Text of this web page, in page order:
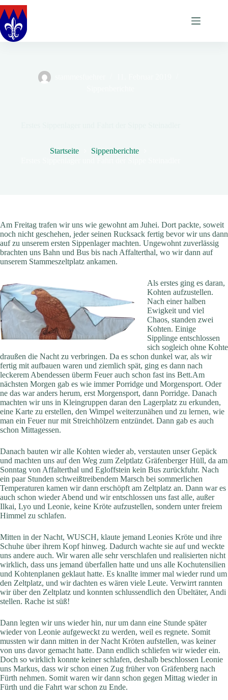
Zum
Inhalt
springen
Startseite
Sippenberichte
Am Freitag trafen wir uns wie gewohnt am Juhei. Dort packte, soweit
noch nicht geschehen, jeder seinen Rucksack fertig bevor wir uns dann
auf zu unserem ersten Sippenlager machten. Ungewohnt zuverlässig
brachten uns Bahn und Bus bis nach Affalterthal, wo wir dann auf
unserem Stammeszeltplatz ankamen.
Als erstes ging es daran,
Kohten aufzustellen.
Nach einer halben
Ewigkeit und viel
Chaos, standen zwei
Kohten. Einige
Sipplinge entschlossen
sich sogleich ohne Kohte
draußen die Nacht zu verbringen. Da es schon dunkel war, als wir
fertig mit aufbauen waren und ziemlich spät, ging es dann nach
leckerem Abendessen überm Feuer auch schon fast ins Bett.Am
nächsten Morgen gab es wie immer Porridge und Morgensport. Oder
ne das war anders herum, erst Morgensport, dann Porridge. Danach
machten wir uns in Kleingruppen daran den Lagerplatz zu erkunden,
eine Karte zu erstellen, den Wimpel weiterzunähen und zu lernen, wie
man ein Feuer nur mit Streichhölzern entzündet. Dann gab es auch
schon Mittagessen.
Danach bauten wir alle Kohten wieder ab, verstauten unser Gepäck
und machten uns auf den Weg zum Zelptlatz Gräfenberger Hüll, da am
Sonntag von Affalterthal und Egloffstein kein Bus zurückfuhr. Nach
ein paar Stunden schweißtreibendem Marsch bei sommerlichen
Temperaturen kamen wir dann erschöpft am Zeltplatz an. Dann war es
auch schon wieder Abend und wir entschlossen uns fast alle, außer
Ilkai, Lyo und Leonie, keine Kröte aufzustellen, sondern unter freiem
Himmel zu schlafen.
Mitten in der Nacht, WUSCH, klaute jemand Leonies Kröte und ihre
Schuhe über ihrem Kopf hinweg. Dadurch wachte sie auf und weckte
uns andere auch. Wir waren alle sehr verschlafen und realisierten nicht
wirklich, dass uns jemand überfallen hatte und uns alle Kochutensilien
und Kohtenplanen geklaut hatte. Es knallte immer mal wieder rund um
den Zeltplatz, und wir dachten es wären viele Leute. Verwirrt rannten
wir über den Zeltplatz und konnten schlussendlich den Übeltäter, Andi
stellen. Rache ist süß!
Dann legten wir uns wieder hin, nur um dann eine Stunde später
wieder von Leonie aufgeweckt zu werden, weil es regnete. Somit
mussten wir dann mitten in der Nacht Kröten aufstellen, was keiner
von uns davor gemacht hatte. Dann endlich schliefen wir wieder ein.
Doch so wirklich konnte keiner schlafen, deshalb beschlossen Leonie
uns Markus, dass wir schon einen Zug früher von Gräfenberg nach
Fürth nehmen. Somit waren wir dann schon gegen Mittag wieder in
Fürth und die Fahrt war schon zu Ende.